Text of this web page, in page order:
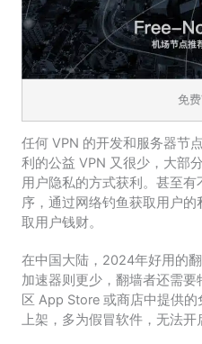
免
任何 VPN 的开发和服务器节
利的公益 VPN 又很少，大部
用户隐私的方式获利。甚至
序，通过网络钓鱼获取用户
取用户钱财。
在中国大陆，2024年好用的
加速器则更少，翻墙者还需
区 App Store 或商店中提供的
上架，多为假冒软件，无法开